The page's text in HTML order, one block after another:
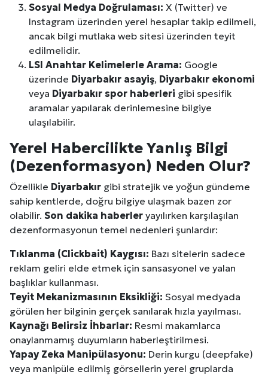
Sosyal Medya Doğrulaması: X (Twitter) ve
Instagram üzerinden yerel hesaplar takip edilmeli,
ancak bilgi mutlaka web sitesi üzerinden teyit
edilmelidir.
LSI Anahtar Kelimelerle Arama: Google
üzerinde Diyarbakır asayiş, Diyarbakır ekonomi
veya Diyarbakır spor haberleri gibi spesifik
aramalar yapılarak derinlemesine bilgiye
ulaşılabilir.
Yerel Habercilikte Yanlış Bilgi
(Dezenformasyon) Neden Olur?
Özellikle Diyarbakır gibi stratejik ve yoğun gündeme
sahip kentlerde, doğru bilgiye ulaşmak bazen zor
olabilir. Son dakika haberler yayılırken karşılaşılan
dezenformasyonun temel nedenleri şunlardır:
Tıklanma (Clickbait) Kaygısı: Bazı sitelerin sadece
reklam geliri elde etmek için sansasyonel ve yalan
başlıklar kullanması.
Teyit Mekanizmasının Eksikliği: Sosyal medyada
görülen her bilginin gerçek sanılarak hızla yayılması.
Kaynağı Belirsiz İhbarlar: Resmi makamlarca
onaylanmamış duyumların haberleştirilmesi.
Yapay Zeka Manipülasyonu: Derin kurgu (deepfake)
veya manipüle edilmiş görsellerin yerel gruplarda